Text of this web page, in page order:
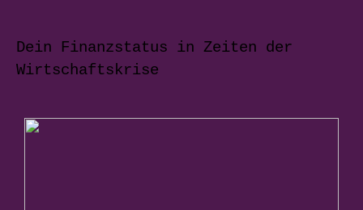
Dein Finanzstatus in Zeiten der
Wirtschaftskrise